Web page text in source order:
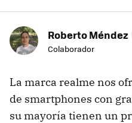
Roberto Méndez
Colaborador
La marca realme nos
de smartphones con
su mayoría tienen un